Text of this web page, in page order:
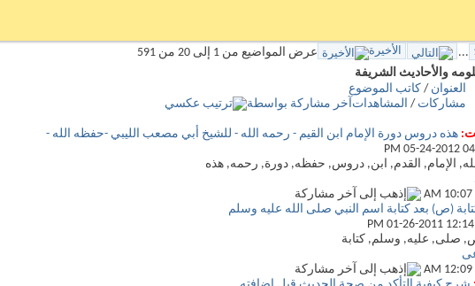
... الأخيرة
عرض المواضيع من 1 إلى 20 من 591
والأحاديث الشريفة
العنوان / كاتب الموضوع
مشاركات / المشاهداتآخر مشاركة بواسطة
هذه دروس دورة الإمام ابن القيم - رحمه الله - للشيخ أبي مصعب الليبي -حفظه الله -
10:07 AM
(ص) بعد كتابة اسم النبي صلى الله عليه وسلم
12:09 AM